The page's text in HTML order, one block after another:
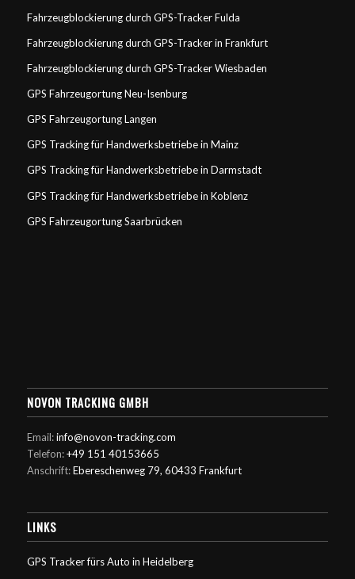
Fahrzeugblockierung durch GPS-Tracker Fulda
Fahrzeugblockierung durch GPS-Tracker in Frankfurt
Fahrzeugblockierung durch GPS-Tracker Wiesbaden
GPS Fahrzeugortung Neu-Isenburg
GPS Fahrzeugortung Langen
GPS Tracking für Handwerksbetriebe in Mainz
GPS Tracking für Handwerksbetriebe in Darmstadt
GPS Tracking für Handwerksbetriebe in Koblenz
GPS Fahrzeugortung Saarbrücken
NOVON TRACKING GMBH
Email:info@novon-tracking.com
Telefon:+49 151 40153665
Anschrift:Ebereschenweg 79, 60433 Frankfurt
LINKS
GPS Tracker fürs Auto in Heidelberg